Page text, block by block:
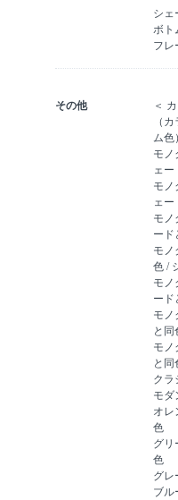
シェ
ボト
フレ
その他
＜
（
ム色）
モノ
ェー
モノ
ェー
モノ
ード
モノ
色 /
モノ
ード
モノ
と同
モノ
と同
クラ
モダ
オレ
色
グリ
色
グレ
ブル